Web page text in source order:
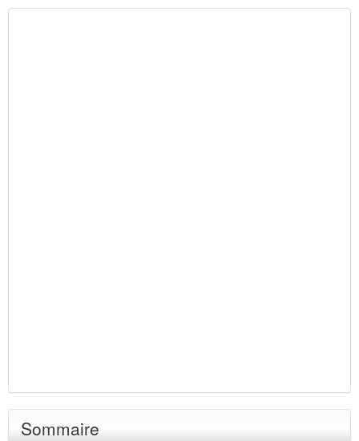
Sommaire